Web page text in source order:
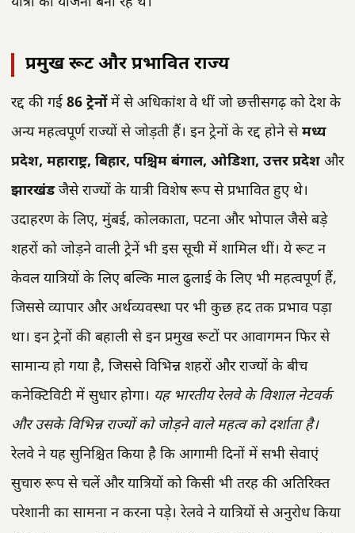
प्रमुख रूट और प्रभावित राज्य
रद्द की गई 86 ट्रेनोंमें से अधिकांश वे थीं जो छत्तीसगढ़ को देश के
अन्य महत्वपूर्ण राज्यों से जोड़ती हैं। इन ट्रेनों के रद्द होने सेमध्य
प्रदेश, महाराष्ट्र, बिहार, पश्चिम बंगाल, ओडिशा, उत्तर प्रदेश और
झारखंडजैसे राज्यों के यात्री विशेष रूप से प्रभावित हुए थे।
उदाहरण के लिए, मुंबई, कोलकाता, पटना और भोपाल जैसे बड़े
शहरों को जोड़ने वाली ट्रेनें भी इस सूची में शामिल थीं। ये रूट न
केवल यात्रियों के लिए बल्कि माल ढुलाई के लिए भी महत्वपूर्ण हैं,
जिससे व्यापार और अर्थव्यवस्था पर भी कुछ हद तक प्रभाव पड़ा
था। इन ट्रेनों की बहाली से इन प्रमुख रूटों पर आवागमन फिर से
सामान्य हो गया है, जिससे विभिन्न शहरों और राज्यों के बीच
कनेक्टिविटी में सुधार होगा। यह भारतीय रेलवे के विशाल नेटवर्क
और उसके विभिन्न राज्यों को जोड़ने वाले महत्व को दर्शाता है।
रेलवे ने यह सुनिश्चित किया है कि आगामी दिनों में सभी सेवाएं
सुचारु रूप से चलें और यात्रियों को किसी भी तरह की अतिरिक्त
परेशानी का सामना न करना पड़े। रेलवे ने यात्रियों से अनुरोध किया